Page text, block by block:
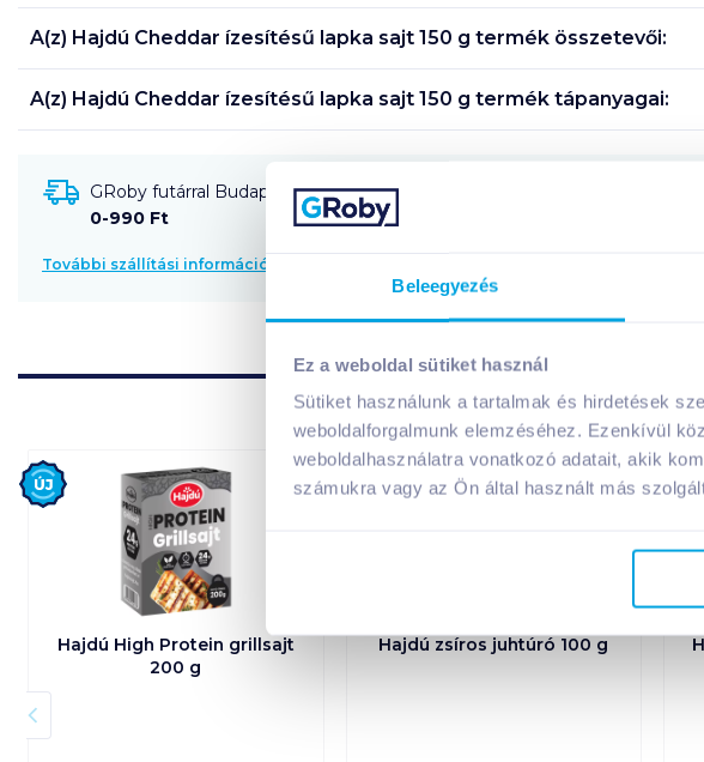
Beleegyezés
Ez a weboldal sütiket használ
Sütiket használunk a tartalmak és hirdetések
weboldalforgalmunk elemzéséhez. Ezenkívül
weboldalhasználatra vonatkozó adatait, akik
számukra vagy az Ön által használt más
A(z) Hajdú Cheddar ízesítésű lapka sajt 150 g termék összetevői:
A(z) Hajdú Cheddar ízesítésű lapka sajt 150 g termék tápanyagai:
GRoby futárral Budapestre és környékére szállítható
0-990 Ft
További szállítási információk
Hajdú High Protein grillsajt
200 g
Új
Hajdú zsíros juhtúró 100 g